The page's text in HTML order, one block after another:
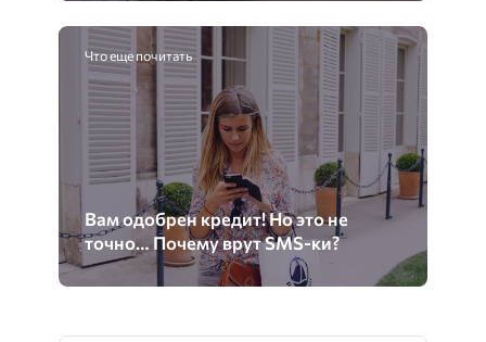
Что еще почитать
Вам одобрен кредит! Но это не
точно… Почему врут SMS-ки?